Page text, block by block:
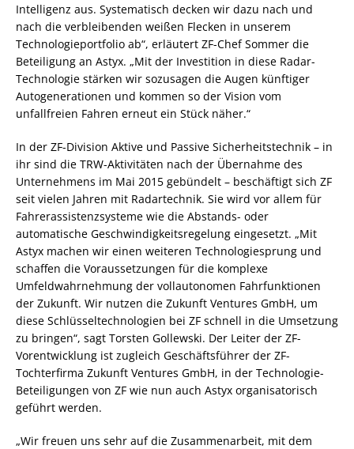
Intelligenz aus. Systematisch decken wir dazu nach und
nach die verbleibenden weißen Flecken in unserem
Technologieportfolio ab“, erläutert ZF-Chef Sommer die
Beteiligung an Astyx. „Mit der Investition in diese Radar-
Technologie stärken wir sozusagen die Augen künftiger
Autogenerationen und kommen so der Vision vom
unfallfreien Fahren erneut ein Stück näher.“
In der ZF-Division Aktive und Passive Sicherheitstechnik – in
ihr sind die TRW-Aktivitäten nach der Übernahme des
Unternehmens im Mai 2015 gebündelt – beschäftigt sich ZF
seit vielen Jahren mit Radartechnik. Sie wird vor allem für
Fahrerassistenzsysteme wie die Abstands- oder
automatische Geschwindigkeitsregelung eingesetzt. „Mit
Astyx machen wir einen weiteren Technologiesprung und
schaffen die Voraussetzungen für die komplexe
Umfeldwahrnehmung der vollautonomen Fahrfunktionen
der Zukunft. Wir nutzen die Zukunft Ventures GmbH, um
diese Schlüsseltechnologien bei ZF schnell in die Umsetzung
zu bringen“, sagt Torsten Gollewski. Der Leiter der ZF-
Vorentwicklung ist zugleich Geschäftsführer der ZF-
Tochterfirma Zukunft Ventures GmbH, in der Technologie-
Beteiligungen von ZF wie nun auch Astyx organisatorisch
geführt werden.
„Wir freuen uns sehr auf die Zusammenarbeit, mit dem